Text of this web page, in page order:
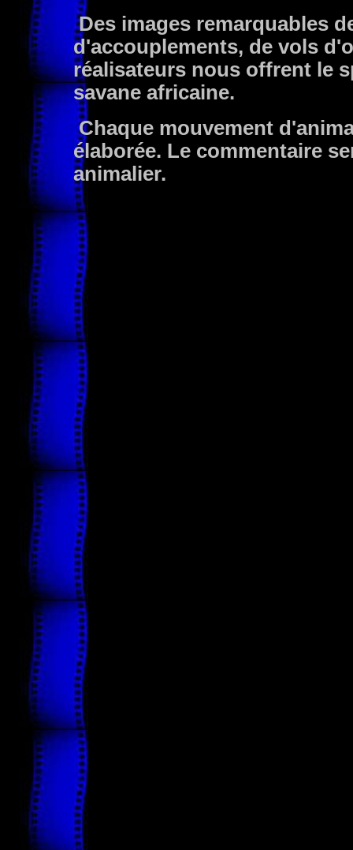
Des images remarquables
d'accouplements, de vols
réalisateurs nous offrent le
savane africaine.
Chaque mouvement
élaborée. Le commentaire
animalier.